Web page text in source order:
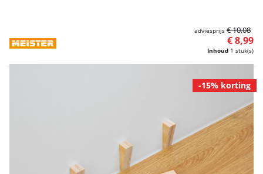
Inhoud 1 stuk(s)
€ 8,99
adviesprijs € 10,08
-15% korting